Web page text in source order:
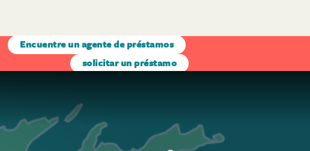
Encuentre un agente de préstamos
solicitar un préstamo